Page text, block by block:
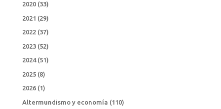
2020(33)
2021 (29)
2022(37)
2023(52)
2024(51)
2025(8)
2026(1)
Altermundismo y economía (110)